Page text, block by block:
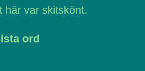
här var skitskönt.
ord